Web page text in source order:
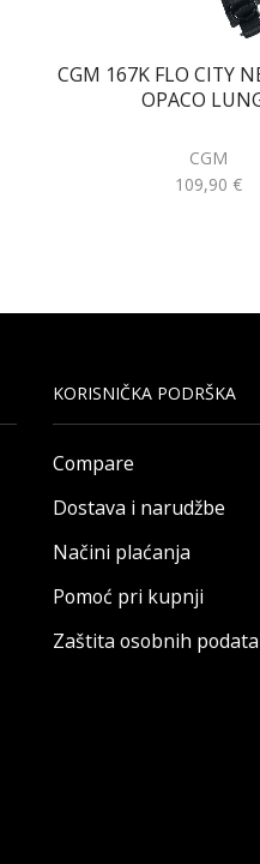
CGM 167K FLO CITY
OPACO
CGM
109,90€
KORISNIČKA PODRŠKA
Compare
Dostava i narudžbe
Načini plaćanja
Pomoć pri kupnji
Zaštita osobnih